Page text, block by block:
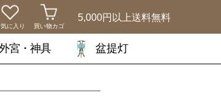
5,000円以上送料無料
に入り 買い物カゴ
宮・神具 盆提灯